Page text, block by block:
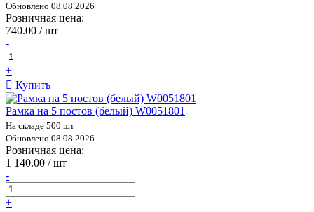
Обновлено 08.08.2026
Розничная цена:
740.00 / шт
-
+
Купить
Рамка на 5 постов (белый) W0051801
На складе 500 шт
Обновлено 08.08.2026
Розничная цена:
1 140.00 / шт
-
+